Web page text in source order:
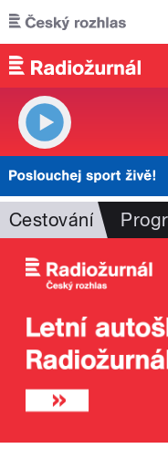
Přejít k hlavnímu obsahu
Cestování